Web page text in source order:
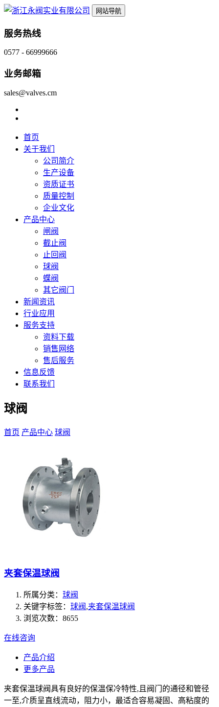
网站导航
服务热线
0577 - 66999666
业务邮箱
sales@valves.cm
首页
关于我们
公司简介
生产设备
资质证书
质量控制
企业文化
产品中心
闸阀
截止阀
止回阀
球阀
蝶阀
其它阀门
新闻资讯
行业应用
服务支持
资料下载
销售网络
售后服务
信息反馈
联系我们
球阀
首页 产品中心 球阀
夹套保温球阀
所属分类： 球阀
关键字标签： 球阀 ,夹套保温球阀
浏览次数：8655
在线咨询
产品介绍
更多产品
夹套保温球阀具有良好的保温保冷特性,且阀门的通径和管径
一至,介质呈直线流动，阻力小，最适合容易凝固、高粘度的